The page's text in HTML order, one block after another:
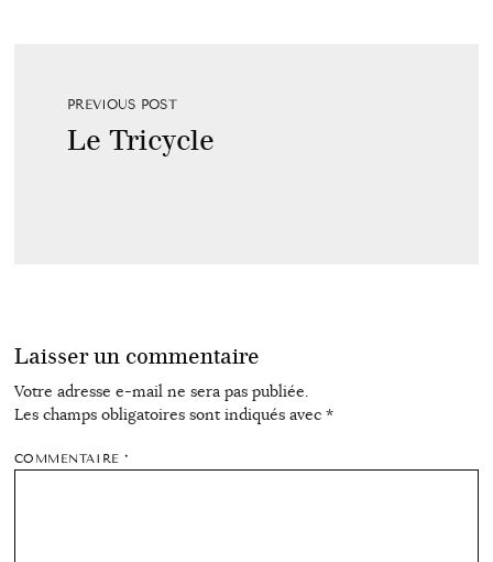
PREVIOUS POST
Le Tricycle
Laisser un commentaire
Votre adresse e-mail ne sera pas publiée.
Les champs obligatoires sont indiqués avec *
COMMENTAIRE*